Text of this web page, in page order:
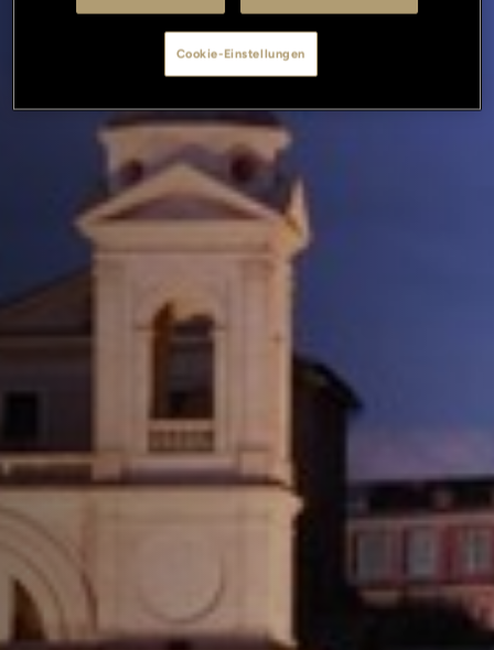
Cookie-Einstellungen